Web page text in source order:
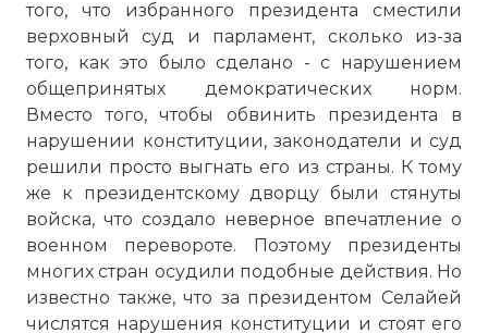
того, что избранного президента сместили
верховный суд и парламент, сколько из-за
того, как это было сделано - с нарушением
общепринятых демократических норм.
Вместо того, чтобы обвинить президента в
нарушении конституции, законодатели и суд
решили просто выгнать его из страны. К тому
же к президентскому дворцу были стянуты
войска, что создало неверное впечатление о
военном перевороте. Поэтому президенты
многих стран осудили подобные действия. Но
известно также, что за президентом Селайей
числятся нарушения конституции и стоят его